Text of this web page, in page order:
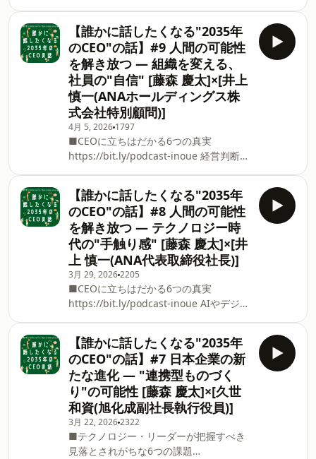
すべき企業とリーダー像を描きます。
（2026年2月12日収録） ■ゲスト [山口
明夫] 日本アイ・ビー・エム株式会社 代
表取締役社長 ■「日本IBM 誰かに話し
たくなる”○○”の話」とは シリーズごと
にテーマを設け、日本IBMの専門家が深
く掘り下げたディスカッションを行いま
す。 ■ホス
化"されていくのでしょうか。山口さん
は、判断材料が増えるほど、決断そのも
のはむしろ難しくなると語ります。 デー
タが示す成功確率と、人や現場を見て感
じ取る違和感。その間で下される「えい
や」の決断は、決して非合理ではなく、
経験と信頼に裏打ちされた判断でもあり
ます。 AI時代において経営者が最後に担
うべき意思決定とは何か、その本質を掘
り下げます。（2026年2月12日収録） ■
IBM 誰かに話したくなる”○○”の話」
とは シリーズごとにテーマを設け、日本
IBMの専門家が深く掘り下げたディスカ
ッションを行います。 ■ホスト [藤森 慶
太]
【誰かに話したくなる"2035年
のCEO"の話】#9 人間の可能性
を解き放つ ― 組織を変える、
社員の"自信" [藤森 慶太]×[井上
慎一(ANAホールディングス株
式会社特別顧問)]
4月 5, 2026 1797
■CEOに立ちはだかる6つの真実⁠
https://bit.ly/podcast-inoue 経営判断は
か。山口さんは、判断材料が増えるほ
ど、決断そのものはむしろ難しくなると
語ります。 データが示す成功確率と、人
や現場を見て感じ取る違和感。その間で
下される「えいや」の決断は、決して非
合理ではなく、経験と信頼に裏打ちされ
た判断でもあります。 AI時代において経
営者が最後に担うべき意思決定とは何
か、その本質を掘り下げます。（2026年
2月12日収録） ■ゲスト [井上 慎一]
ANAホールディングス株式会社特別顧問
■「日本IBM 誰かに話したくな
る”○○”の話」とは シリーズごとにテー
マを設け、日本IBMの専門家が深く掘り
下げたディスカッションを行います。 ■
ホスト [藤森 慶太] 日本アイ・ビー・エ
ム株式会社 執行役
【誰かに話したくなる"2035年
のCEO"の話】#8 人間の可能性
を解き放つ ― テクノロジー時
代の"手触り感" [藤森 慶太]×[井
上 慎一(ANA代表取締役社長)]
3月 29, 20262205
■CEOに立ちはだかる6つの真実
https://bit.ly/podcast-inoue AIやデジタ
こに残るのか。 AIが進化する一方で、最
終的な判断や価値創出を担うのは人間で
あり、だからこそ感情・共感・遊び心と
いった“手触り感”の価値はむしろ高まっ
ていくと井上さんは考えます。 コロナ禍
という深刻な逆境の中で社員が自信を取
り戻し、組織が活性化していった経験
や、あえて余白を残す経営のあり方を通
じて、テクノロジー時代における「人間
【誰かに話したくなる"2035年
のCEO"の話】#7 日本企業の新
たな進化 ― "連携型ものづく
り"の可能性 [藤森 慶太]×[久世
和資(旭化成副社長執行役員)]
3月 22, 20262322
■テクノロジー・リーダーが把握すべき
見落とされがちな6つの課題